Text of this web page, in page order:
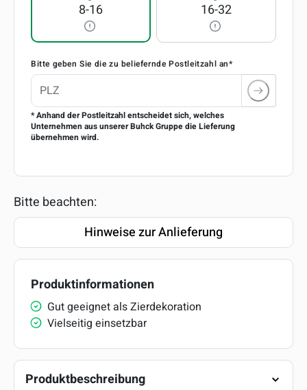
8-16 16-32
Bitte geben Sie die zu beliefernde Postleitzahl an*
* Anhand der Postleitzahl entscheidet sich, welches
Unternehmen aus unserer Buhck Gruppe die Lieferung
übernehmen wird.
Bitte beachten:
Hinweise zur Anlieferung
Produktinformationen
Gut geeignet als Zierdekoration
Vielseitig einsetzbar
Produktbeschreibung